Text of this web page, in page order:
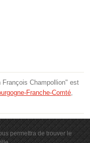
Champollion" est
Franche-Comté,
permettra de trouver le